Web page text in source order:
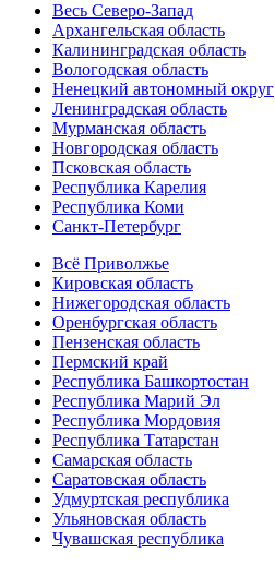
Весь Северо-Запад
Архангельская область
Калининградская область
Вологодская область
Ненецкий автономный округ
Ленинградская область
Мурманская область
Новгородская область
Псковская область
Республика Карелия
Республика Коми
Санкт-Петербург
Всё Приволжье
Кировская область
Нижегородская область
Оренбургская область
Пензенская область
Пермский край
Республика Башкортостан
Республика Марий Эл
Республика Мордовия
Республика Татарстан
Самарская область
Саратовская область
Удмуртская республика
Ульяновская область
Чувашская республика